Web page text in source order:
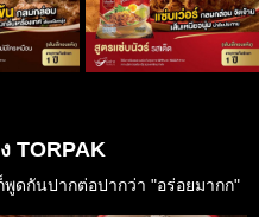
TORPAK
พูดกันปากต่อปากว่า "อร่อยมากก"